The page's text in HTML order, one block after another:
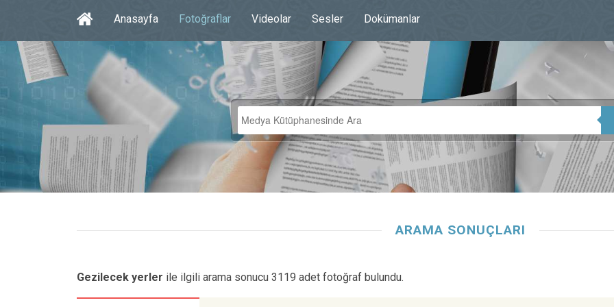
Anasayfa Fotoğraflar Videolar Sesler Dokümanlar
ARAMA SONUÇLARI
Gezilecek yerler ile ilgili arama sonucu 3119 adet fotoğraf bulundu.